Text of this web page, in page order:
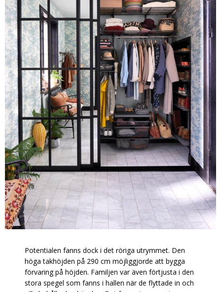
Potentialen fanns dock i det röriga utrymmet. Den
höga takhöjden på 290 cm möjliggjorde att bygga
förvaring på höjden. Familjen var även förtjusta i den
stora spegel som fanns i hallen när de flyttade in och